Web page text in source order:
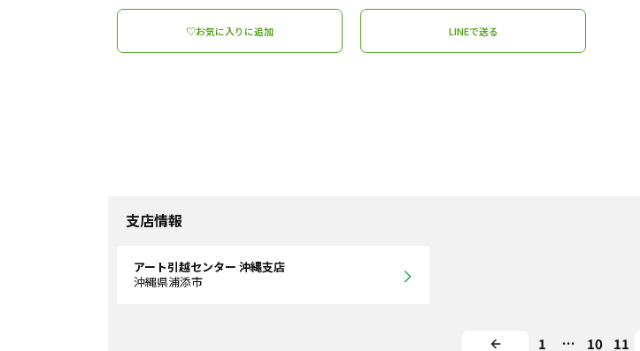
♡お気に入りに追加 LINEで送る
支店情報
アート引越センター 沖縄支店
沖縄県浦添市
1 … 10 11